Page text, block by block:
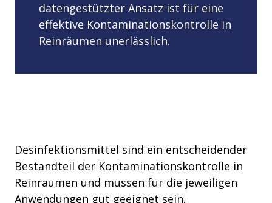
datengestützter Ansatz ist für eine
effektive Kontaminationskontrolle in
Reinräumen unerlässlich.
Desinfektionsmittel sind ein entscheidender
Bestandteil der Kontaminationskontrolle in
Reinräumen und müssen für die jeweiligen
Anwendungen gut geeignet sein.